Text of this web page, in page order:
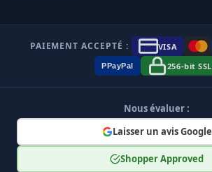
PAIEMENT ACCEPTÉ : VISA
PPayPal 256-bit SSL
Nous évaluer :
Laisser un avis Google
Shopper Approved